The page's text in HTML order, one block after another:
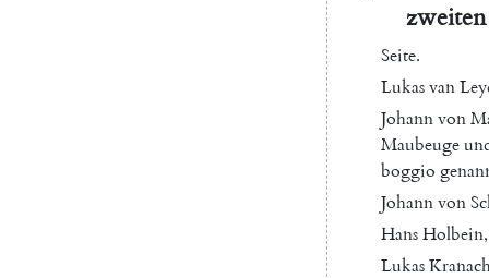
zweiten
Seite.
Lukasvan
Johannvon
Maubeuge
boggio
Johannvon
HansHolbein,
Lukas